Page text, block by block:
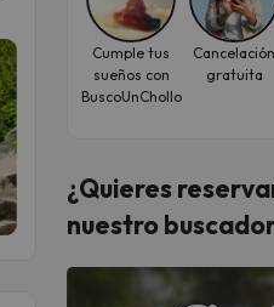
Cumple tus
sueños con
BuscoUnChollo
Cancelación
gratuita
¿Quieres
nuestro